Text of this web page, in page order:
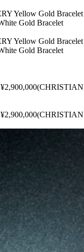
Yellow Gold Bracelet
Gold Bracelet
Yellow Gold Bracelet
Gold Bracelet
¥2,900,000(CHRISTIAN
¥2,900,000(CHRISTIAN